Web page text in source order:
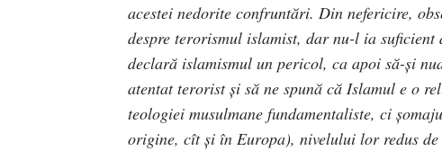
acestei nedorite confruntări. Din nefericire,
despre terorismul islamist, dar nu-l ia suficient
declară islamismul un pericol, ca apoi să-şi
atentat terorist și să ne spună că Islamul e o
teologiei musulmane fundamentaliste, ci
origine, cît şi în Europa), nivelului lor redus